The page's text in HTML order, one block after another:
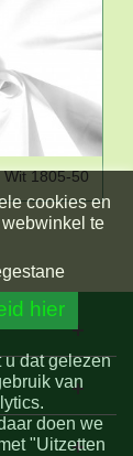
1805-50
cookies en
te
hier
u dat gelezen
van
doen we
"Uitzetten